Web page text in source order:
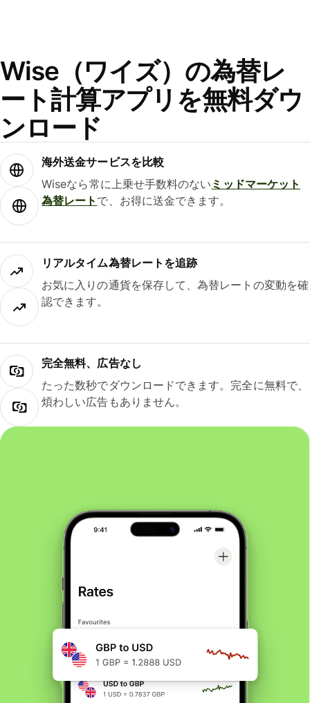
Wise（ワイズ）の為替レ
ート計算アプリを無料ダウ
ンロード
海外送金サービスを比較
Wiseなら常に上乗せ手数料のない ミッドマーケット
為替レート で、お得に送金できます。
リアルタイム為替レートを追跡
お気に入りの通貨を保存して、為替レートの変動を確
認できます。
完全無料、広告なし
たった数秒でダウンロードできます。完全に無料で、
煩わしい広告もありません。